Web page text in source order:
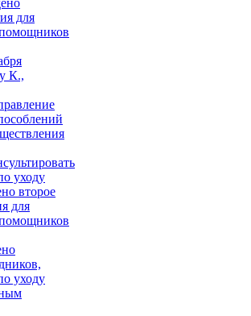
для
К.,
уходу
второе
для
уходу